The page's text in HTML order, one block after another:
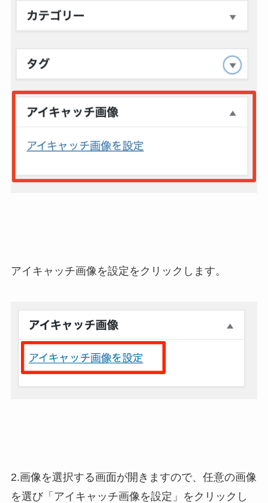
アイキャッチ画像を設定をクリックします。
2.画像を選択する画面が開きますので、任意の画像
を選び「アイキャッチ画像を設定」をクリックし